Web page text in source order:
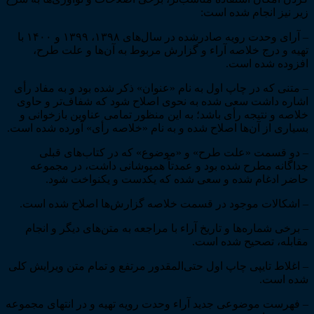
زیر نیز انجام شده است:
– آرای وحدت رویه صادرشده در سال­‌های ۱۳۹۸، ۱۳۹۹ و ۱۴۰۰ با
تهیه و درج خلاصه آراء و گزارش مربوط به آن‌­ها و علت طرح،
افزوده شده است.
– متنی که در چاپ اول به نام «عنوان» ذکر شده بود و به مفاد رأی
اشاره داشت سعی شده به نحوی اصلاح شود که شفاف‌­تر و حاوی
خلاصه و نتیجه رأی باشد؛ به این منظور تمامی عناوین بازخوانی و
بسیاری از آن­‌ها اصلاح شده و به نام «خلاصه رأی» آورده شده است.
– دو قسمت «علت طرح» و «موضوع» که در کتاب­‌های قبلی
جداگانه مطرح شده بود و عمدتاً هم­پوشانی داشت، در مجموعه
حاضر ادغام شده و سعی شده که یکدست و یکنواخت شود.
– اشکالات موجود در قسمت خلاصه گزارش‌­ها اصلاح شده است.
– برخی شماره­‌ها و تاریخ آراء با مراجعه به متن‌­های دیگر و انجام
مقابله، تصحیح شده است.
– اغلاط تایپی چاپ اول حتی‌­المقدور مرتفع و تمام متن ویرایش کلی
شده است.
– فهرست موضوعی جدید آراء وحدت رویه تهیه و در انتهای مجموعه